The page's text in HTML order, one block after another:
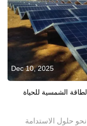
Dec 10, 2025
الشمسية للحياة
حلول الاستدامة